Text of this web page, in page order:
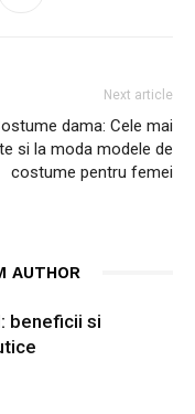
Next article
dama: Cele mai
si la moda modele de
costume pentru femei
AUTHOR
beneficii si